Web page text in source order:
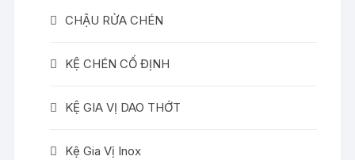
CHẬU RỬA CHÉN
KỆ CHÉN CỐ ĐỊNH
KỆ GIA VỊ DAO THỚT
Kệ Gia Vị Inox